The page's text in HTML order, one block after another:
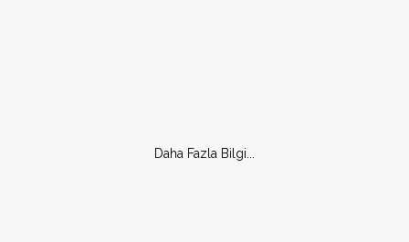
Daha Fazla Bilgi...